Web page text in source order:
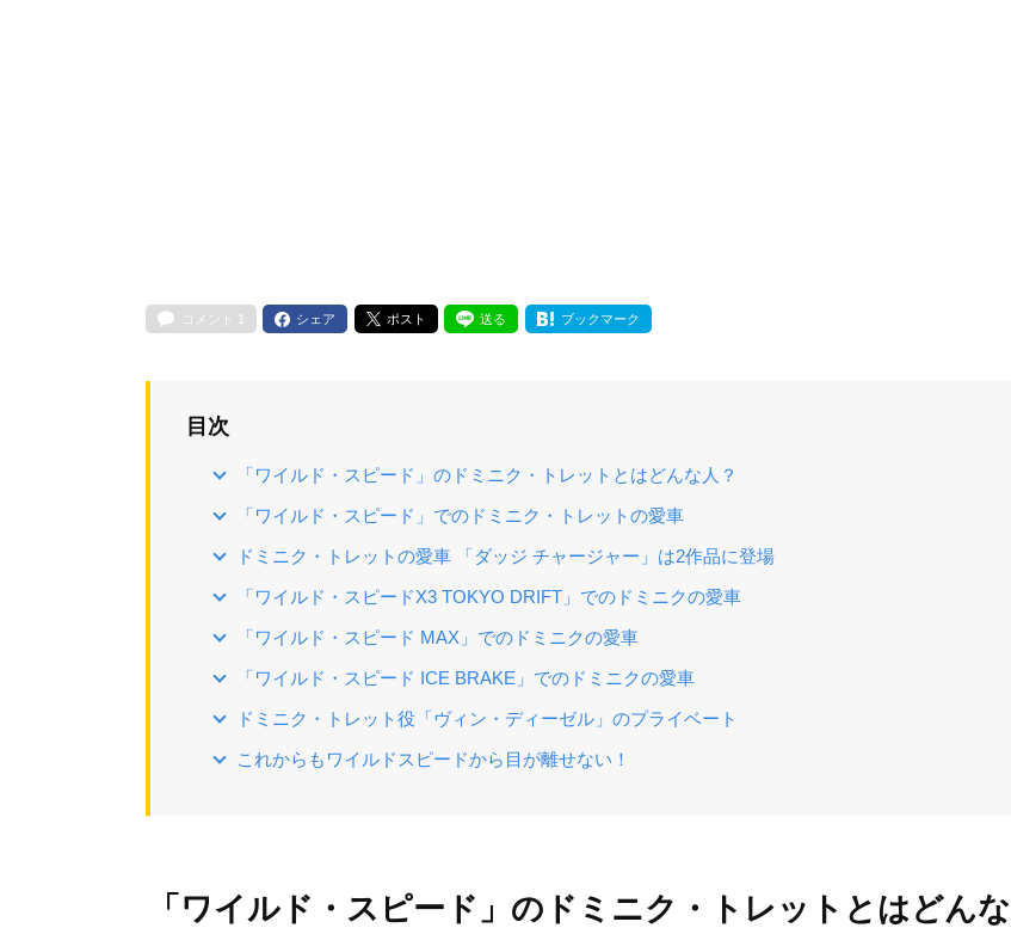
コメント 1 シェア ポスト 送る ブックマーク
目次
「ワイルド・スピード」のドミニク・トレットとはどんな人？
「ワイルド・スピード」でのドミニク・トレットの愛車
ドミニク・トレットの愛車 「ダッジ チャージャー」は2作品に登場
「ワイルド・スピードX3 TOKYO DRIFT」でのドミニクの愛車
「ワイルド・スピード MAX」でのドミニクの愛車
「ワイルド・スピード ICE BRAKE」でのドミニクの愛車
ドミニク・トレット役「ヴィン・ディーゼル」のプライベート
これからもワイルドスピードから目が離せない！
「ワイルド・スピード」のドミニク・トレットとはどんな